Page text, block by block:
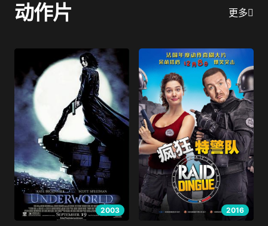
动作片 更多
2003 2016